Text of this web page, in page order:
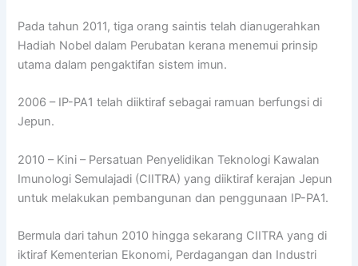
Pada tahun 2011, tiga orang saintis telah dianugerahkan
Hadiah Nobel dalam Perubatan kerana menemui prinsip
utama dalam pengaktifan sistem imun.
2006 – IP-PA1 telah diiktiraf sebagai ramuan berfungsi di
Jepun.
2010 – Kini – Persatuan Penyelidikan Teknologi Kawalan
Imunologi Semulajadi (CIITRA) yang diiktiraf kerajan Jepun
untuk melakukan pembangunan dan penggunaan IP-PA1.
Bermula dari tahun 2010 hingga sekarang CIITRA yang di
iktiraf Kementerian Ekonomi, Perdagangan dan Industri